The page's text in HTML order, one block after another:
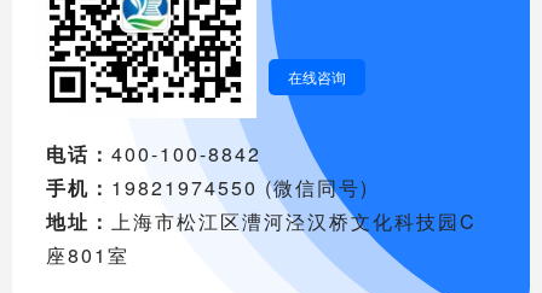
在线咨询
电话： 400-100-8842
手机： 19821974550 (微信同号)
地址： 上海市松江区漕河泾汉桥文化科技园C
座801室